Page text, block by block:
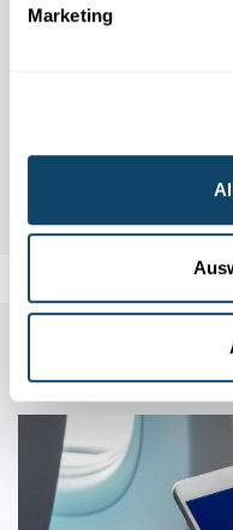
Marketing
Auch in dieser